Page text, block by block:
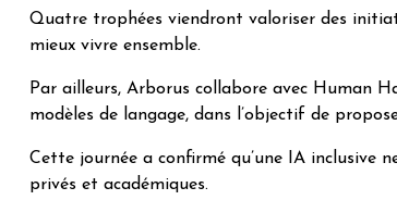
Quatre trophées viendront valoriser des
mieux vivre ensemble.
Par ailleurs, Arborus collabore avec Human
modèles de langage, dans l’objectif de
Cette journée a confirmé qu’une IA inclusive
privés et académiques.